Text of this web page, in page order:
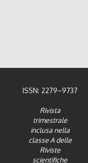
ISSN: 2279–9737
Rivista
trimestrale
inclusa nella
classe A delle
Riviste
scientifiche